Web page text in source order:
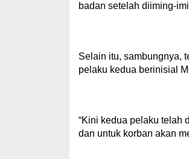
badan setelah diiming-
Selain itu, sambungnya,
pelaku kedua berinisial
“Kini kedua pelaku telah
dan untuk korban akan